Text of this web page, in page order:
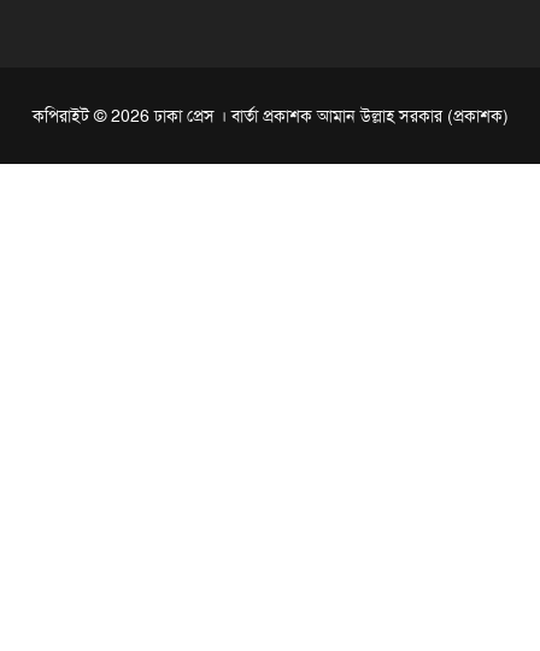
কপিরাইট © 2026 ঢাকা প্রেস । বার্তা প্রকাশক আমান উল্লাহ সরকার (প্রকাশক)